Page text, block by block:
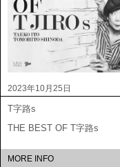
2023年10月25日
T字路s
THE BEST OF T字路s
MORE INFO